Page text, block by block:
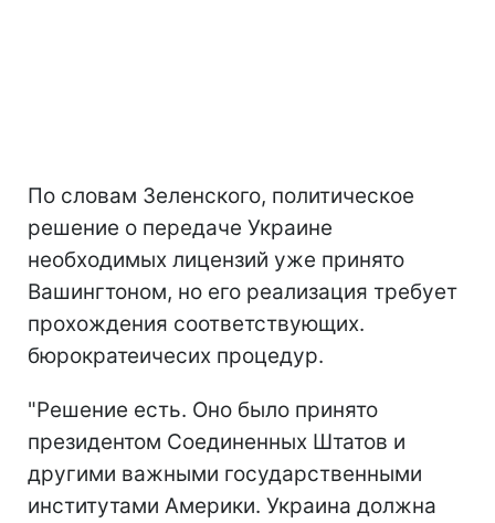
По словам Зеленского, политическое
решение о передаче Украине
необходимых лицензий уже принято
Вашингтоном, но его реализация требует
прохождения соответствующих.
бюрократеичесих процедур.
"Решение есть. Оно было принято
президентом Соединенных Штатов и
другими важными государственными
институтами Америки. Украина должна